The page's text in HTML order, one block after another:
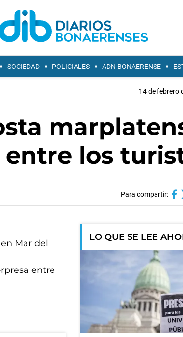
SOCIEDAD POLICIALES ADN BONAERENSE
14 de febrero
los
Para compartir:
Mar del
entre
LO QUE SE LEE